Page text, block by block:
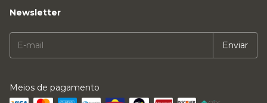
Newsletter
Meios de pagamento